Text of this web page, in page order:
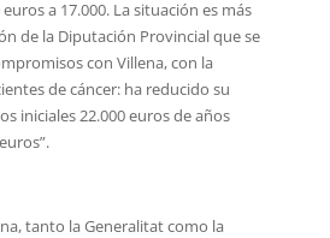
a 17.000. La situación es más
de la Diputación Provincial que se
con Villena, con la
de cáncer: ha reducido su
iniciales 22.000 euros de años
tanto la Generalitat como la